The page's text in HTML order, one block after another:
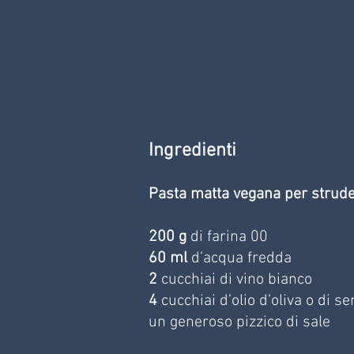
Ingredienti
Pasta matta vegana per
200 g di farina 00
60 ml d’acqua fredda
2 cucchiai di vino bianco
4 cucchiai d’olio d’oliva o di
un generoso pizzico di sale